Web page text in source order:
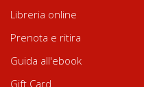
Libreria online
Prenota e ritira
Guida all'ebook
Gift Card